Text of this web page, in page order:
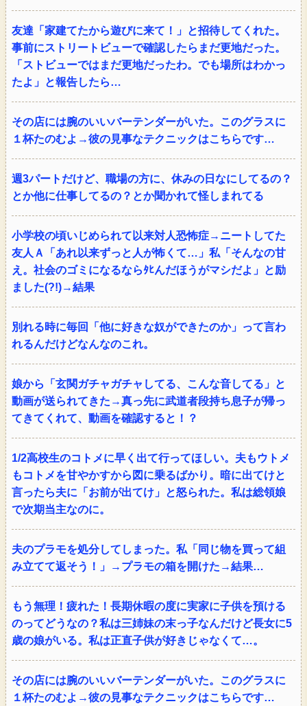
友達「家建てたから遊びに来て！」と招待してくれた。
事前にストリートビューで確認したらまだ更地だった。
「ストビューではまだ更地だったわ。でも場所はわかっ
たよ」と報告したら…
その店には腕のいいバーテンダーがいた。このグラスに
１杯たのむよ→彼の見事なテクニックはこちらです…
週3パートだけど、職場の方に、休みの日なにしてるの？
とか他に仕事してるの？とか聞かれて怪しまれてる
小学校の頃いじめられて以来対人恐怖症→ニートしてた
友人Ａ「あれ以来ずっと人が怖くて…」私「そんなの甘
え。社会のゴミになるならﾀﾋんだほうがマシだよ」と励
ました(?!)→結果
別れる時に毎回「他に好きな奴ができたのか」って言わ
れるんだけどなんなのこれ。
娘から「玄関ガチャガチャしてる、こんな音してる」と
動画が送られてきた→真っ先に武道者段持ち息子が帰っ
てきてくれて、動画を確認すると！？
1/2高校生のコトメに早く出て行ってほしい。夫もウトメ
もコトメを甘やかすから図に乗るばかり。暗に出てけと
言ったら夫に「お前が出てけ」と怒られた。私は総領娘
で次期当主なのに。
夫のプラモを処分してしまった。私「同じ物を買って組
み立てて返そう！」→プラモの箱を開けた→結果…
もう無理！疲れた！長期休暇の度に実家に子供を預ける
のってどうなの？私は三姉妹の末っ子なんだけど長女に5
歳の娘がいる。私は正直子供が好きじゃなくて…。
その店には腕のいいバーテンダーがいた。このグラスに
１杯たのむよ→彼の見事なテクニックはこちらです…